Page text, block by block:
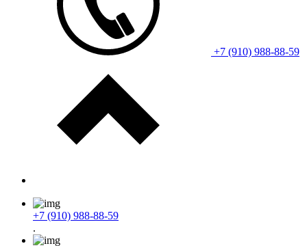
+7 (910) 988-88-59
+7 (910) 988-88-59
.